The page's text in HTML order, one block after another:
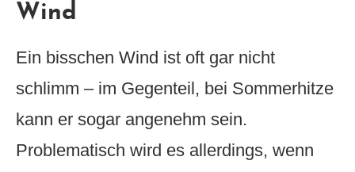
Wind
Ein bisschen Wind ist oft gar nicht
schlimm – im Gegenteil, bei Sommerhitze
kann er sogar angenehm sein.
Problematisch wird es allerdings, wenn